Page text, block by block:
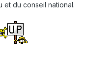
du conseil national.